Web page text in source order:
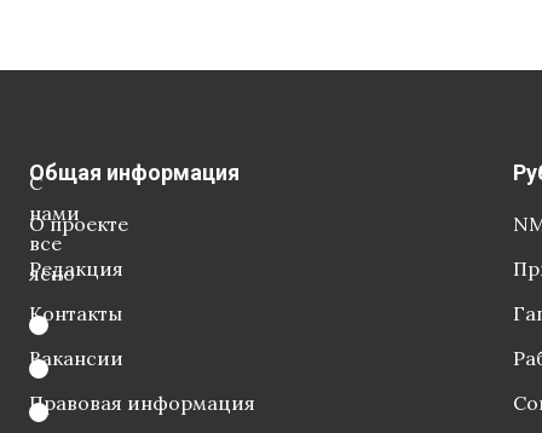
С
нами
все
ясно
Общая информация
О проекте
Редакция
Контакты
Вакансии
Правовая информация